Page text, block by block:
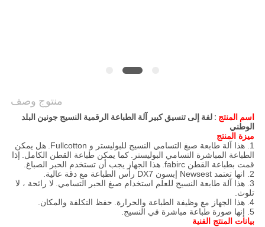
منتوج وصف
اسم المنتج : لفة إلى تنسيق كبير آلة الطباعة الرقمية النسيج جونين البلد
الوطني
ميزة المنتج
1. هذا آلة طابعة صبغ التسامي النسيج للبوليستر و Fullcotton.
هل يمكن
الطباعة المباشرة التسامي البوليستر. كما يمكن طباعة القطن الكامل. إذا
قمت بطباعة القطن fabirc.
هذا الجهاز يجب أن تستخدم الحبر الصباغ.
2. انها تعتمد Newsest إبسون DX7 رأس الطباعة مع دقة عالية.
3. هذا آلة طابعة النسيج للعلم استخدام صبغ الحبر التسامي.
لا رائحة ، لا
تلوث.
4. هذا الجهاز مع وظيفة الطباعة والحرارة.
حفظ التكلفة والمكان.
5. إنها صورة طباعة مباشرة في النسيج.
بيانات المنتج الفنية